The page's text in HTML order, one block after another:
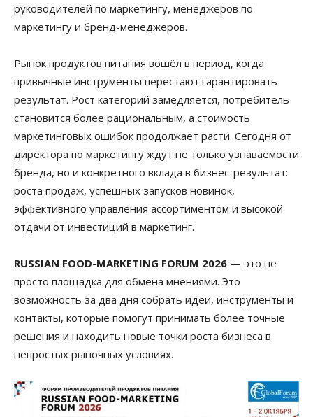
руководителей по маркетингу, менеджеров по
маркетингу и бренд-менеджеров.
Рынок продуктов питания вошёл в период, когда
привычные инструменты перестают гарантировать
результат. Рост категорий замедляется, потребитель
становится более рациональным, а стоимость
маркетинговых ошибок продолжает расти. Сегодня от
директора по маркетингу ждут не только узнаваемости
бренда, но и конкретного вклада в бизнес-результат:
роста продаж, успешных запусков новинок,
эффективного управления ассортиментом и высокой
отдачи от инвестиций в маркетинг.
RUSSIAN FOOD-MARKETING FORUM 2026 — это не
просто площадка для обмена мнениями. Это
возможность за два дня собрать идеи, инструменты и
контакты, которые помогут принимать более точные
решения и находить новые точки роста бизнеса в
непростых рыночных условиях.